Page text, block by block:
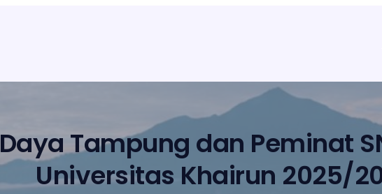
Daya Tampung dan Peminat
Universitas Khairun 2025/